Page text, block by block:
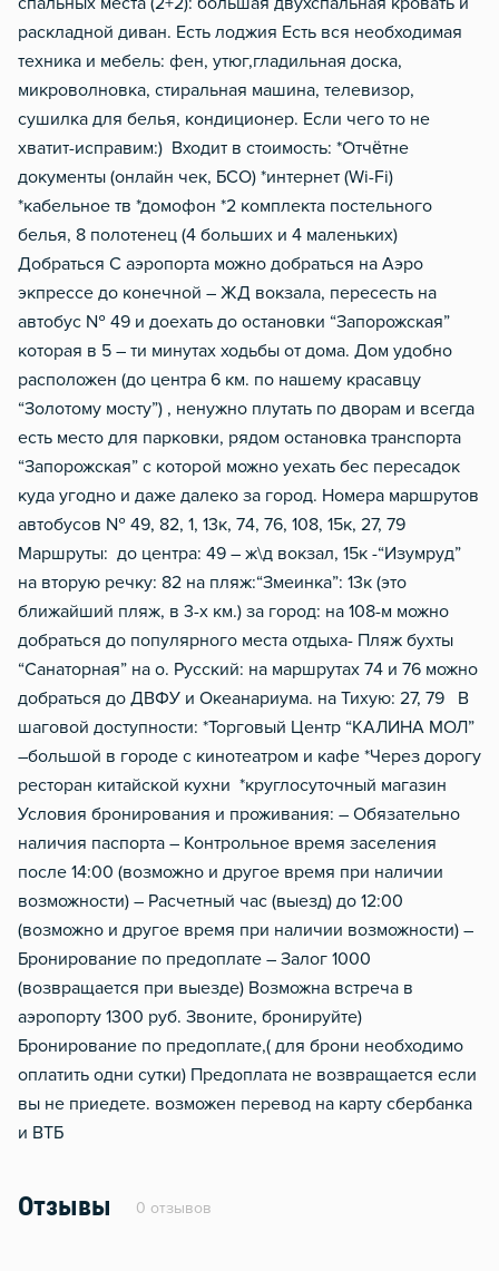
Чистящие средства
Металлическая дверь
Обогреватель
раскладной диван. Есть лоджия Есть вся необходимая
техника и мебель: фен, утюг,гладильная доска,
микроволновка, стиральная машина, телевизор,
сушилка для белья, кондиционер. Если чего то не
хватит-исправим:) Входит в стоимость: *Отчётне
документы (онлайн чек, БСО) *интернет (Wi-Fi)
*кабельное тв *домофон *2 комплекта постельного
белья, 8 полотенец (4 больших и 4 маленьких)
Добраться С аэропорта можно добраться на Аэро
экпрессе до конечной – ЖД вокзала, пересесть на
автобус № 49 и доехать до остановки “Запорожская”
которая в 5 – ти минутах ходьбы от дома. Дом удобно
расположен (до центра 6 км. по нашему красавцу
“Золотому мосту”) , ненужно плутать по дворам и всегда
есть место для парковки, рядом остановка транспорта
“Запорожская” с которой можно уехать бес пересадок
куда угодно и даже далеко за город. Номера маршрутов
автобусов № 49, 82, 1, 13к, 74, 76, 108, 15к, 27, 79
Маршруты: до центра: 49 – ж\д вокзал, 15к -“Изумруд”
на вторую речку: 82 на пляж:“Змеинка”: 13к (это
ближайший пляж, в 3-х км.) за город: на 108-м можно
добраться до популярного места отдыха- Пляж бухты
“Санаторная” на о. Русский: на маршрутах 74 и 76 можно
добраться до ДВФУ и Океанариума. на Тихую: 27, 79 В
шаговой доступности: *Торговый Центр “КАЛИНА МОЛ”
–большой в городе с кинотеатром и кафе *Через дорогу
ресторан китайской кухни *круглосуточный магазин
Условия бронирования и проживания: – Обязательно
наличия паспорта – Контрольное время заселения
после 14:00 (возможно и другое время при наличии
возможности) – Расчетный час (выезд) до 12:00
(возможно и другое время при наличии возможности) –
Бронирование по предоплате – Залог 1000
(возвращается при выезде) Возможна встреча в
аэропорту 1300 руб. Звоните, бронируйте)
Бронирование по предоплате,( для брони необходимо
оплатить одни сутки) Предоплата не возвращается если
вы не приедете. возможен перевод на карту сбербанка
и ВТБ
Отзывы 0 отзывов